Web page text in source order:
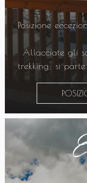
Posizione
Allacciate gli
trekking: si